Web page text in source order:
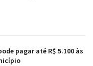
pagar até R$ 5.100 às